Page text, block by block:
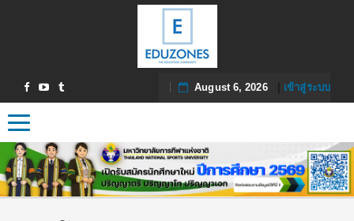
August 6, 2026| เข้าสู่ระบบ
Toggle navigation